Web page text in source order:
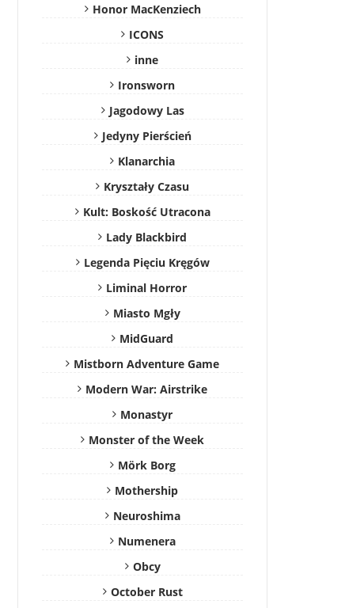
Honor MacKenziech
ICONS
inne
Ironsworn
Jagodowy Las
Jedyny Pierścień
Klanarchia
Kryształy Czasu
Kult: Boskość Utracona
Lady Blackbird
Legenda Pięciu Kręgów
Liminal Horror
Miasto Mgły
MidGuard
Mistborn Adventure Game
Modern War: Airstrike
Monastyr
Monster of the Week
Mörk Borg
Mothership
Neuroshima
Numenera
Obcy
October Rust